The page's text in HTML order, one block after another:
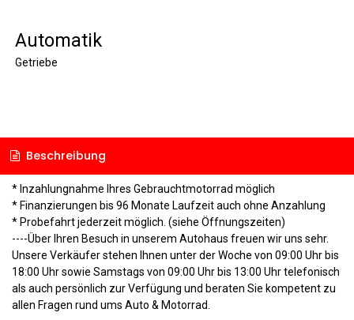
Automatik
Getriebe
Beschreibung
* Inzahlungnahme Ihres Gebrauchtmotorrad möglich
* Finanzierungen bis 96 Monate Laufzeit auch ohne Anzahlung
* Probefahrt jederzeit möglich. (siehe Öffnungszeiten)
----Über Ihren Besuch in unserem Autohaus freuen wir uns sehr.
Unsere Verkäufer stehen Ihnen unter der Woche von 09:00 Uhr bis
18:00 Uhr sowie Samstags von 09:00 Uhr bis 13:00 Uhr telefonisch
als auch persönlich zur Verfügung und beraten Sie kompetent zu
allen Fragen rund ums Auto & Motorrad.